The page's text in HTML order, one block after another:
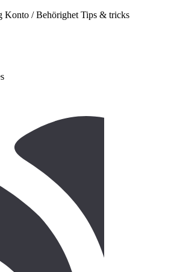
Konto / Behörighet Tips & tricks